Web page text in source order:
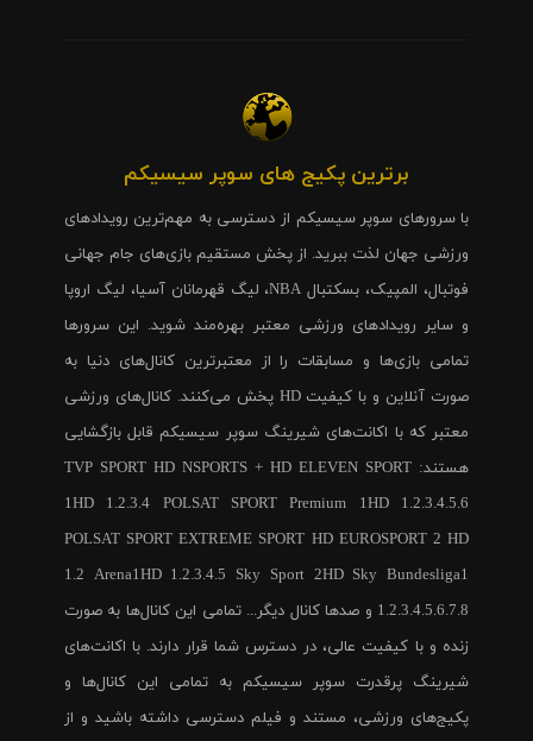
برترین پکیج های سوپر سیسیکم
با سرورهای سوپر سیسیکم از دسترسی به مهم‌ترین رویدادهای
ورزشی جهان لذت ببرید. از پخش مستقیم بازی‌های جام جهانی
فوتبال، المپیک، بسکتبال NBA، لیگ قهرمانان آسیا، لیگ اروپا
و سایر رویدادهای ورزشی معتبر بهره‌مند شوید. این سرورها
تمامی بازی‌ها و مسابقات را از معتبرترین کانال‌های دنیا به
صورت آنلاین و با کیفیت HD پخش می‌کنند. کانال‌های ورزشی
معتبر که با اکانت‌های شیرینگ سوپر سیسیکم قابل بازگشایی
هستند: TVP SPORT HD NSPORTS + HD ELEVEN SPORT
1HD 1.2.3.4 POLSAT SPORT Premium 1HD 1.2.3.4.5.6
POLSAT SPORT EXTREME SPORT HD EUROSPORT 2 HD
1.2 Arena1HD 1.2.3.4.5 Sky Sport 2HD Sky Bundesliga1
1.2.3.4.5.6.7.8 و صدها کانال دیگر... تمامی این کانال‌ها به صورت
زنده و با کیفیت عالی، در دسترس شما قرار دارند. با اکانت‌های
شیرینگ پرقدرت سوپر سیسیکم به تمامی این کانال‌ها و
پکیج‌های ورزشی، مستند و فیلم دسترسی داشته باشید و از